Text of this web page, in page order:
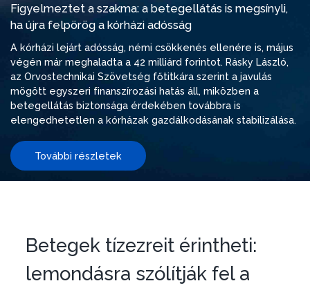
Figyelmeztet a szakma: a betegellátás is megsínyli,
ha újra felpörög a kórházi adósság
A kórházi lejárt adósság, némi csökkenés ellenére is, május
végén már meghaladta a 42 milliárd forintot. Rásky László,
az Orvostechnikai Szövetség főtitkára szerint a javulás
mögött egyszeri finanszírozási hatás áll, miközben a
betegellátás biztonsága érdekében továbbra is
elengedhetetlen a kórházak gazdálkodásának stabilizálása.
További részletek
Betegek tízezreit érintheti:
lemondásra szólítják fel a